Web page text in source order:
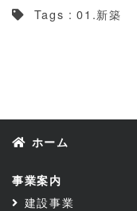
Tags : 01.新築
ホーム
事業案内
建設事業